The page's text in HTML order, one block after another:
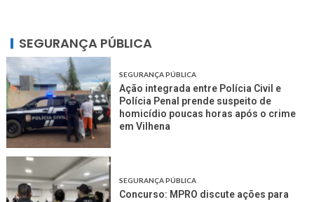
SEGURANÇA PÚBLICA
SEGURANÇA PÚBLICA
Ação integrada entre Polícia Civil e
Polícia Penal prende suspeito de
homicídio poucas horas após o crime
em Vilhena
SEGURANÇA PÚBLICA
Concurso: MPRO discute ações para